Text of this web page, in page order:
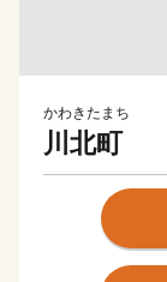
かわきたまち
川北町